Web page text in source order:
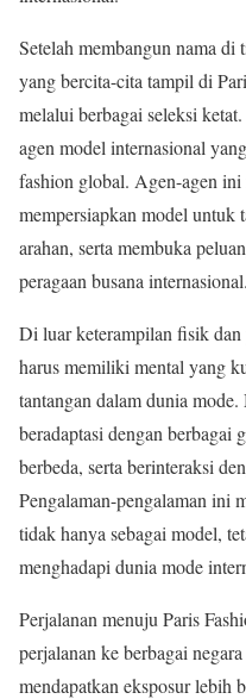
Setelah membangun nama
yang bercita-cita tampil di
melalui berbagai seleksi
agen model internasional
fashion global. Agen-agen
mempersiapkan model untuk
arahan, serta membuka
peragaan busana internasional.
Di luar keterampilan fisik
harus memiliki mental yang
tantangan dalam dunia
beradaptasi dengan berbagai
berbeda, serta berinteraksi
Pengalaman-pengalaman ini
tidak hanya sebagai model,
menghadapi dunia mode
Perjalanan menuju Paris
perjalanan ke berbagai
mendapatkan eksposur lebih